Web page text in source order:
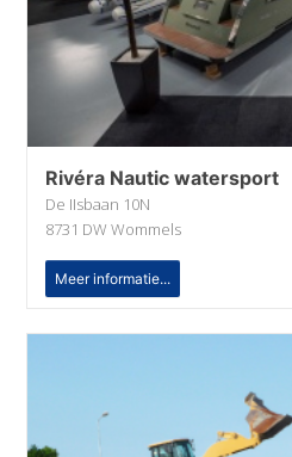
Rivéra Nautic watersport
De IIsbaan 10N
8731 DW Wommels
Meer informatie...